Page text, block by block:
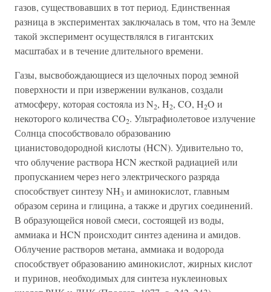
газов, существовавших в тот период. Единственная
разница в экспериментах заключалась в том, что на Земле
такой эксперимент осуществлялся в гигантских
масштабах и в течение длительного времени.
Газы, высвобождающиеся из щелочных пород земной
поверхности и при извержении вулканов, создали
атмосферу, которая состояла из N2, H2, CO, H2O и
некоторого количества CO2. Ультрафиолетовое излучение
Солнца способствовало образованию
цианистоводородной кислоты (HCN). Удивительно то,
что облучение раствора HCN жесткой радиацией или
пропусканием через него электрического разряда
способствует синтезу NH3 и аминокислот, главным
образом серина и глицина, а также и других соединений.
В образующейся новой смеси, состоящей из воды,
аммиака и HCN происходит синтез аденина и амидов.
Облучение растворов метана, аммиака и водорода
способствует образованию аминокислот, жирных кислот
и пуринов, необходимых для синтеза нуклеиновых